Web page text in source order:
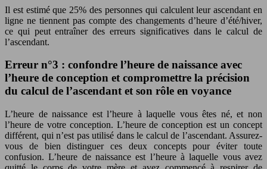
Il est estimé que 25% des personnes qui calculent leur ascendant en
ligne ne tiennent pas compte des changements d’heure d’été/hiver,
ce qui peut entraîner des erreurs significatives dans le calcul de
l’ascendant.
Erreur n°3 : confondre l’heure de naissance avec
l’heure de conception et compromettre la précision
du calcul de l’ascendant et son rôle en voyance
L’heure de naissance est l’heure à laquelle vous êtes né, et non
l’heure de votre conception. L’heure de conception est un concept
différent, qui n’est pas utilisé dans le calcul de l’ascendant. Assurez-
vous de bien distinguer ces deux concepts pour éviter toute
confusion. L’heure de naissance est l’heure à laquelle vous avez